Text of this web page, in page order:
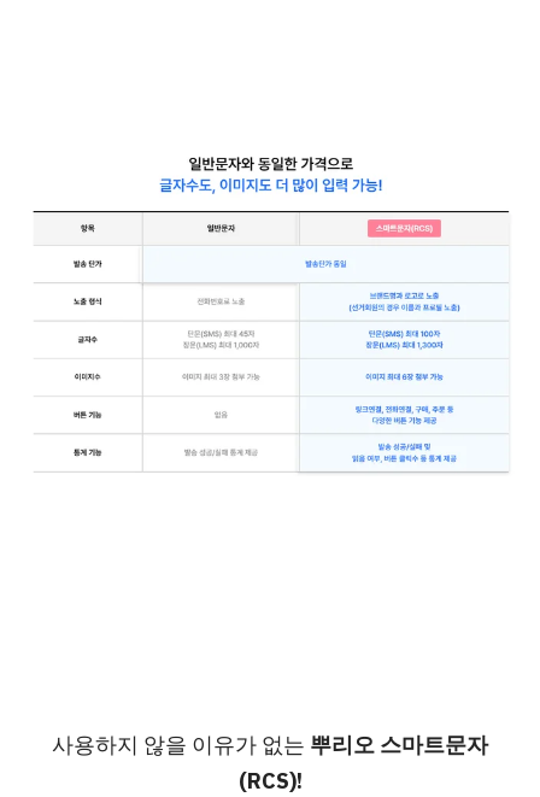
사용하지 않을 이유가 없는 뿌리오 스마트문자
(RCS)!